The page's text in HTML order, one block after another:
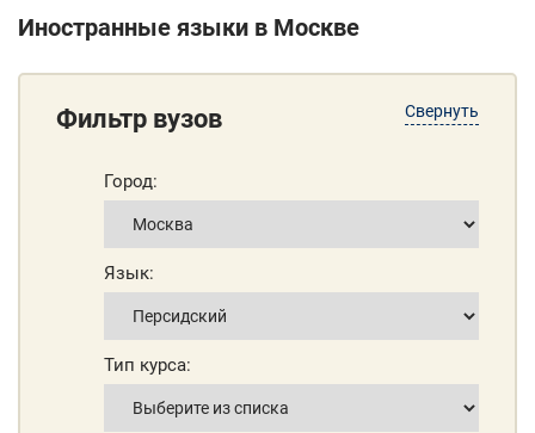
Иностранные языки в Москве
Свернуть
Фильтр вузов
Город:
Язык:
Тип курса: